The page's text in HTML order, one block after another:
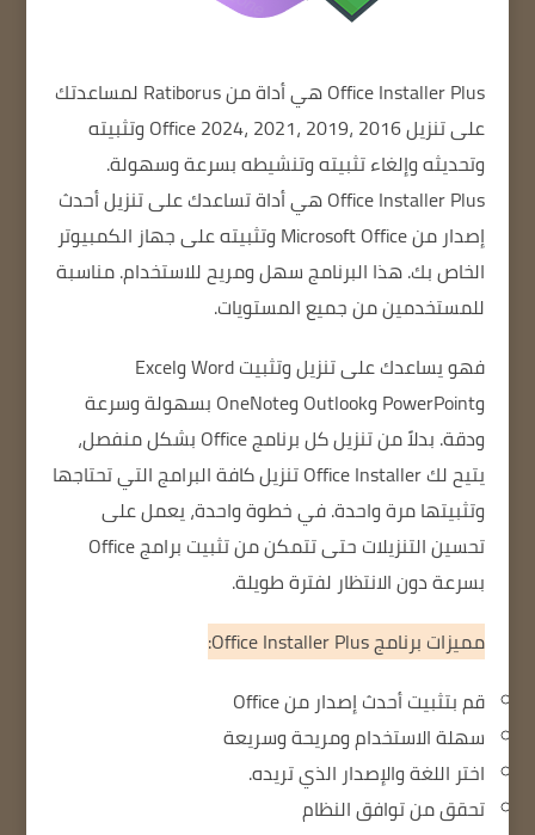
Office Installer Plus
هي أداة من Ratiborus لمساعدتك
على تنزيل Office 2024، 2021، 2019، 2016 وتثبيته
وتحديثه وإلغاء تثبيته وتنشيطه بسرعة وسهولة.
Office Installer Plusهي أداة تساعدك على تنزيل أحدث
إصدار من Microsoft Office وتثبيته على جهاز الكمبيوتر
الخاص بك.هذا البرنامج سهل ومريح للاستخدام.مناسبة
للمستخدمين من جميع المستويات.
فهو يساعدك على تنزيل وتثبيت Word وExcel
وPowerPoint وOutlook وOneNote بسهولة وسرعة
ودقة.
بدلاً من تنزيل كل برنامج Office بشكل منفصل،
يتيح لك Office Installer تنزيل كافة البرامج التي تحتاجها
وتثبيتها مرة واحدة.في خطوة واحدة، يعمل على
تحسين التنزيلات حتى تتمكن من تثبيت برامج Office
بسرعة دون الانتظار لفترة طويلة.
مميزات برنامج Office Installer Plus:
قم بتثبيت أحدث إصدار من Office
سهلة الاستخدام ومريحة وسريعة
اختر اللغة والإصدار الذي تريده.
تحقق من توافق النظام